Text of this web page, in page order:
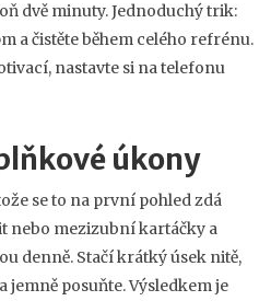
dvě minuty. Jednoduchý trik:
a čistěte během celého refrénu.
nastavte si na telefonu
úkony
se to na první pohled zdá
nebo mezizubní kartáčky a
denně. Stačí krátký úsek nitě,
jemně posuňte. Výsledkem je